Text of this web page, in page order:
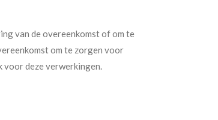
van de overeenkomst of om te
om te zorgen voor
deze verwerkingen.